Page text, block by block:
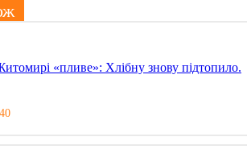
«пливе»: Хлібну знову підтопило.